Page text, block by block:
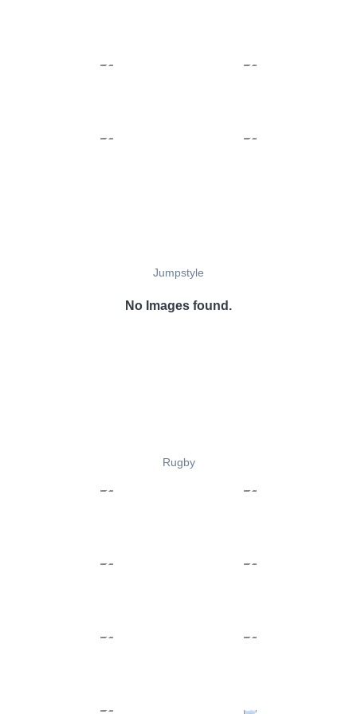
Jumpstyle
No Images found.
Rugby